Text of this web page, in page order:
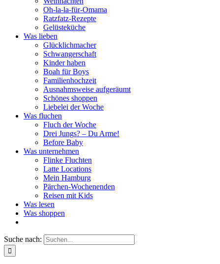
Oh-la-la-für-Omama
Ratzfatz-Rezepte
Gelüsteküche
Was lieben
Glücklichmacher
Schwangerschaft
Kinder haben
Boah für Boys
Familienhochzeit
Ausnahmsweise aufgeräumt
Schönes shoppen
Liebelei der Woche
Was fluchen
Fluch der Woche
Drei Jungs? – Du Arme!
Before Baby
Was unternehmen
Flinke Fluchten
Latte Locations
Mein Hamburg
Pärchen-Wochenenden
Reisen mit Kids
Was lesen
Was shoppen
Suche nach: